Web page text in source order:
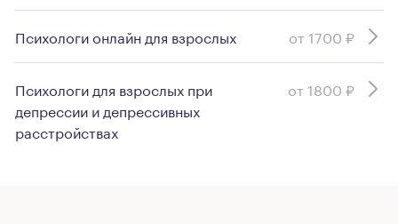
Психологи онлайн для взрослых от 1700 ₽
Психологи для взрослых при
депрессии и депрессивных
расстройствах
от 1800 ₽